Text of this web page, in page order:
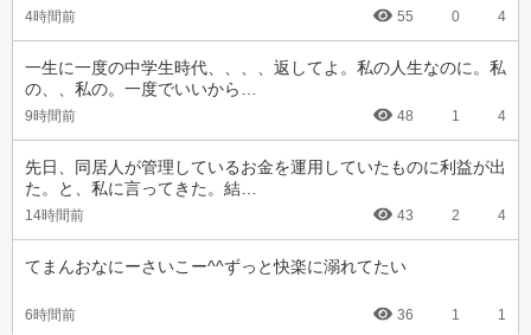
4時間前 55 0 4
一生に一度の中学生時代、、、、返してよ。私の人生なのに。私
の、、私の。一度でいいから…
9時間前 48 1 4
先日、同居人が管理しているお金を運用していたものに利益が出
た。と、私に言ってきた。結…
14時間前 43 2 4
てまんおなにーさいこー^^ずっと快楽に溺れてたい
6時間前 36 1 1